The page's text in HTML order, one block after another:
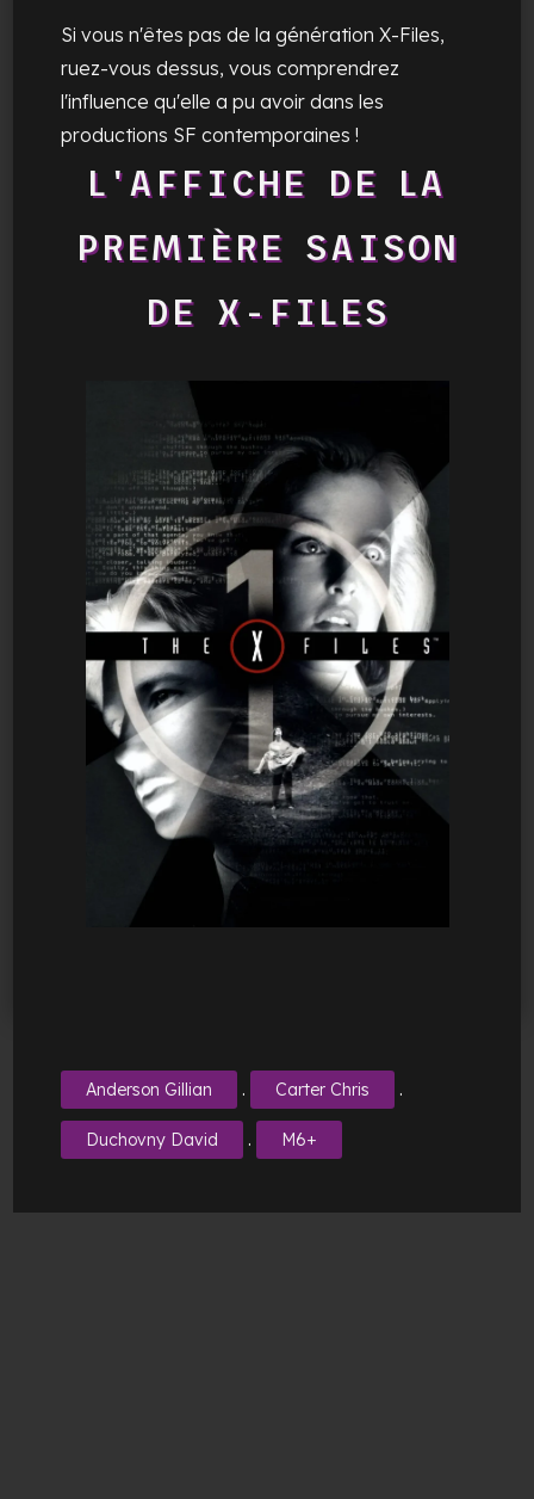
Si vous n'êtes pas de la génération X-Files,
ruez-vous dessus, vous comprendrez
l'influence qu'elle a pu avoir dans les
productions SF contemporaines !
L'AFFICHE DE LA
PREMIÈRE SAISON
DE X-FILES
Anderson Gillian . Carter Chris .
Duchovny David . M6+